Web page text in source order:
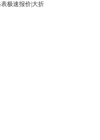
极速报价|大折